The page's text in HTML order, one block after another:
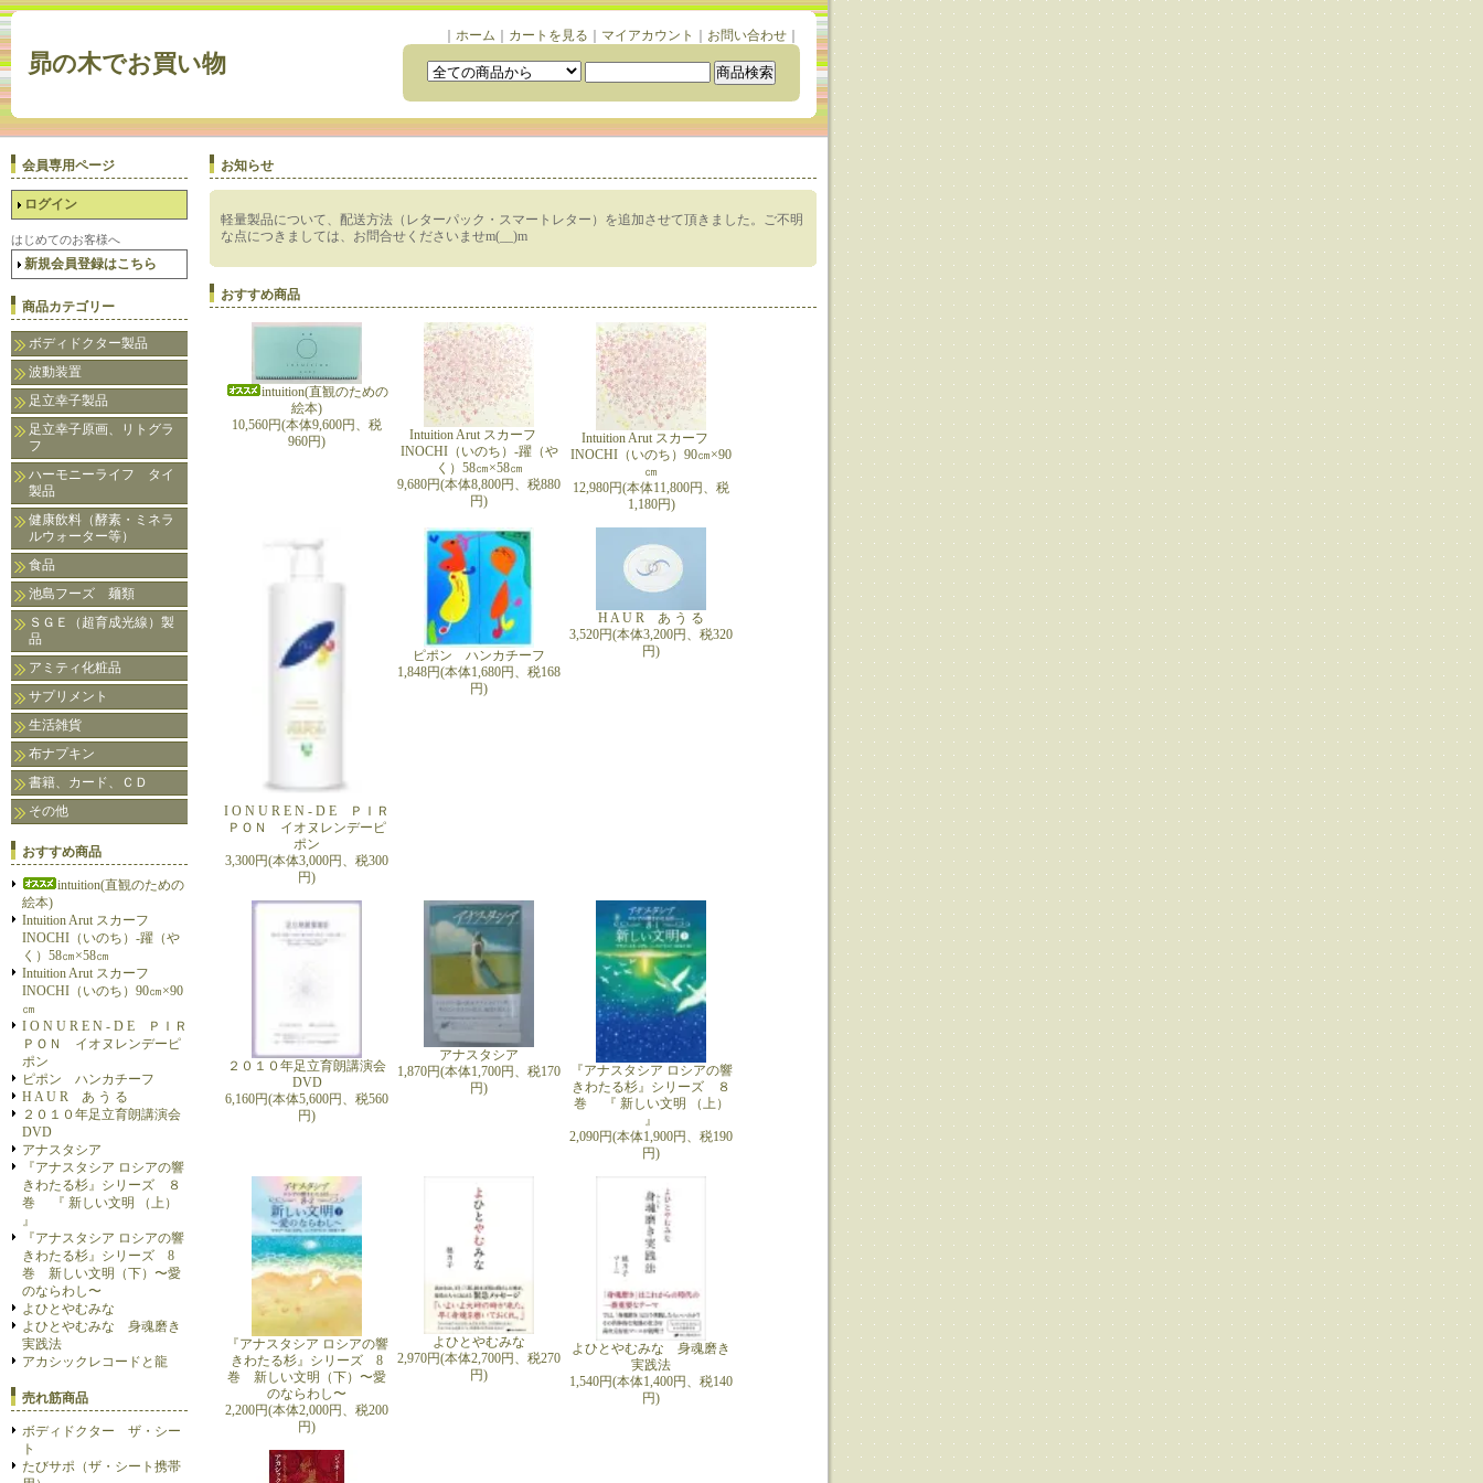
昴の木でお買い物
ホーム カートを見る マイアカウント お問い合わせ
会員専用ページ
ログイン
はじめてのお客様へ
新規会員登録はこちら
商品カテゴリー
ボディドクター製品
波動装置
足立幸子製品
足立幸子原画、リトグラ
フ
ハーモニーライフ タイ
製品
健康飲料（酵素・ミネラ
ルウォーター等）
食品
池島フーズ 麺類
ＳＧＥ（超育成光線）製
品
アミティ化粧品
サプリメント
生活雑貨
布ナプキン
書籍、カード、ＣＤ
その他
おすすめ商品
intuition(直観のための
絵本)
Intuition Arut スカーフ
INOCHI（いのち）-躍（や
く）58㎝×58㎝
Intuition Arut スカーフ
INOCHI（いのち）90㎝×90
㎝
I O N U R E N - D E ＰＩＲ
ＰＯＮ イオヌレンデーピ
ポン
ピポン ハンカチーフ
H A U R あ う る
２０１０年足立育朗講演会
DVD
アナスタシア
『アナスタシア ロシアの響
きわたる杉』シリーズ ８
巻 『 新しい文明 （上）
』
『アナスタシア ロシアの響
きわたる杉』シリーズ 8
巻 新しい文明（下）〜愛
のならわし〜
よひとやむみな
よひとやむみな 身魂磨き
実践法
アカシックレコードと龍
売れ筋商品
ボディドクター ザ・シー
ト
たびサポ（ザ・シート携帯
お知らせ
軽量製品について、配送方法（レターパック・スマートレター）を追加させて頂きました。ご不明
な点につきましては、お問合せくださいませm(__)m
おすすめ商品
intuition(直観のための
絵本)
10,560円(本体9,600円、税
960円)
Intuition Arut スカーフ
INOCHI（いのち）-躍（や
く）58㎝×58㎝
9,680円(本体8,800円、税880
円)
Intuition Arut スカーフ
INOCHI（いのち）90㎝×90
㎝
12,980円(本体11,800円、税
1,180円)
I O N U R E N - D E ＰＩＲ
ＰＯＮ イオヌレンデーピ
ポン
3,300円(本体3,000円、税300
円)
ピポン ハンカチーフ
1,848円(本体1,680円、税168
円)
H A U R あ う る
3,520円(本体3,200円、税320
円)
２０１０年足立育朗講演会
DVD
6,160円(本体5,600円、税560
円)
アナスタシア
1,870円(本体1,700円、税170
円)
『アナスタシア ロシアの響
きわたる杉』シリーズ ８
巻 『 新しい文明 （上）
』
2,090円(本体1,900円、税190
円)
『アナスタシア ロシアの響
きわたる杉』シリーズ 8
巻 新しい文明（下）〜愛
のならわし〜
2,200円(本体2,000円、税200
円)
よひとやむみな
2,970円(本体2,700円、税270
円)
よひとやむみな 身魂磨き
実践法
1,540円(本体1,400円、税140
円)